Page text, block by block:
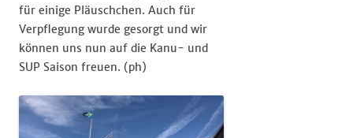
für einige Pläuschchen. Auch für
Verpflegung wurde gesorgt und wir
können uns nun auf die Kanu- und
SUP Saison freuen. (ph)